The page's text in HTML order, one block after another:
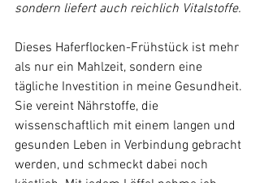
sondern liefert auch reichlich Vitalstoffe.
Dieses Haferflocken-Frühstück ist mehr
als nur ein Mahlzeit, sondern eine
tägliche Investition in meine Gesundheit.
Sie vereint Nährstoffe, die
wissenschaftlich mit einem langen und
gesunden Leben in Verbindung gebracht
werden, und schmeckt dabei noch